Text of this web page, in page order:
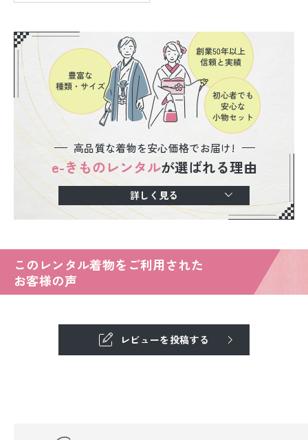
高品質な着物を安心価格でお届け!
e-きものレンタルが選ばれる理由
詳しく見る
このレンタル着物をご利用された
お客様の声
レビューを投稿する